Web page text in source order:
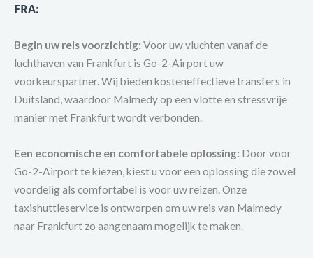
FRA:
Begin uw reis voorzichtig: Voor uw vluchten vanaf de
luchthaven van Frankfurt is Go-2-Airport uw
voorkeurspartner. Wij bieden kosteneffectieve transfers in
Duitsland, waardoor Malmedy op een vlotte en stressvrije
manier met Frankfurt wordt verbonden.
Een economische en comfortabele oplossing: Door voor
Go-2-Airport te kiezen, kiest u voor een oplossing die zowel
voordelig als comfortabel is voor uw reizen. Onze
taxishuttleservice is ontworpen om uw reis van Malmedy
naar Frankfurt zo aangenaam mogelijk te maken.